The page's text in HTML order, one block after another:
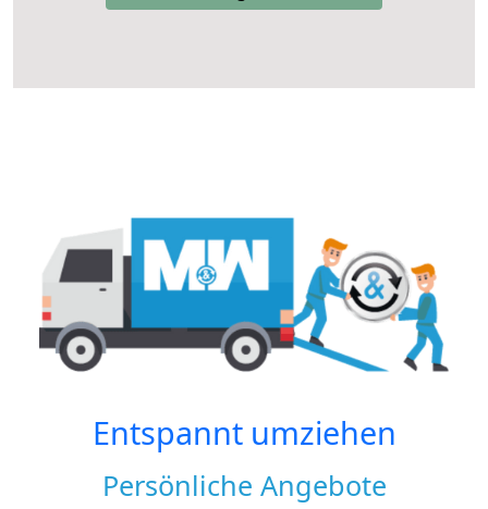
Entspannt umziehen
Persönliche Angebote